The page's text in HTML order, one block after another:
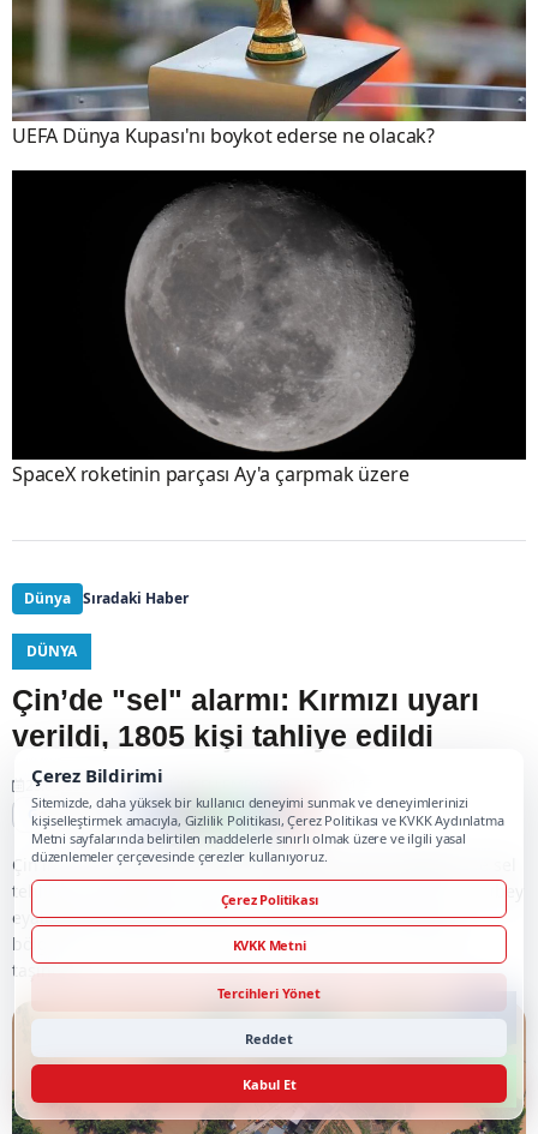
UEFA Dünya Kupası'nı boykot ederse ne olacak?
SpaceX roketinin parçası Ay'a çarpmak üzere
Dünya Sıradaki Haber
DÜNYA
Çin’de "sel" alarmı: Kırmızı uyarı
verildi, 1805 kişi tahliye edildi
25.05.2026 09:28
GÜNCELLEME:07.08.2026 00:19
GoogleNews X
Çin'in orta ve doğu kesimlerinde şiddetli cephe yağışları ve sel
tehlikesi nedeniyle acil durum uyarıları yapıldı. Anhui ve Hubey
eyaletlerinde “kırmızı alarm” ilan edildi. Sel riski taşıyan
bölgelerde tahliyeler sürerken, 1805 kişi güvenli alanlara
taşındı.
Çerez Bildirimi
Sitemizde, daha yüksek bir kullanıcı deneyimi sunmak ve deneyimlerinizi
kişiselleştirmek amacıyla, Gizlilik Politikası, Çerez Politikası ve KVKK Aydınlatma
Metni sayfalarında belirtilen maddelerle sınırlı olmak üzere ve ilgili yasal
düzenlemeler çerçevesinde çerezler kullanıyoruz.
Çerez Politikası
KVKK Metni
Tercihleri Yönet
Reddet
Kabul Et